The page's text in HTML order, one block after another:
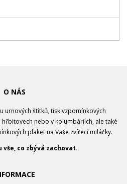
O NÁS
urnových štítků, tisk vzpomínkových
nebo v kolumbáriích, ale také
plaket na Vaše zvířecí miláčky.
vše, co zbývá zachovat.